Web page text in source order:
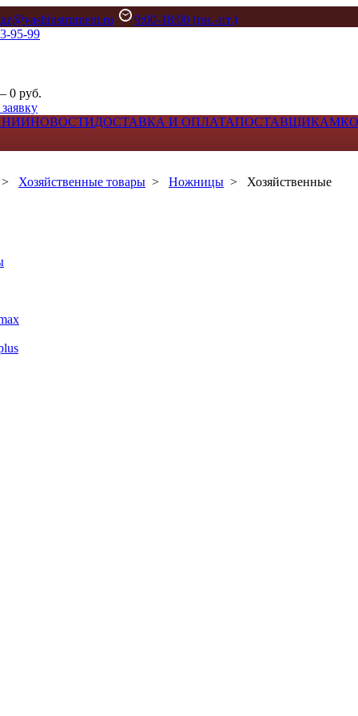
9:00-18:00 (пн.-пт.)
95-99
0 руб.
НОВОСТИДОСТАВКА И ОПЛАТАПОСТАВЩИКАМ
> Хозяйственные товары > Ножницы > Хозяйственные